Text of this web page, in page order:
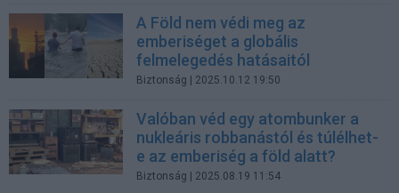
A Föld nem védi meg az
emberiséget a globális
felmelegedés hatásaitól
Biztonság | 2025.10.12 19:50
Valóban véd egy atombunker a
nukleáris robbanástól és túlélhet-
e az emberiség a föld alatt?
Biztonság | 2025.08.19 11:54